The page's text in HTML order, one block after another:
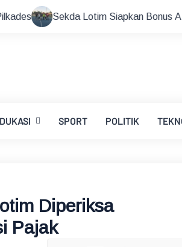
Siapkan Bonus Atlet Tenis
SPORT POLITIK
Diperiksa
Pajak